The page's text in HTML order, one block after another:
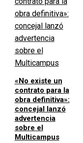
«No existe un
contrato para la
obra definitiva»:
concejal lanzó
advertencia
sobre el
Multicampus